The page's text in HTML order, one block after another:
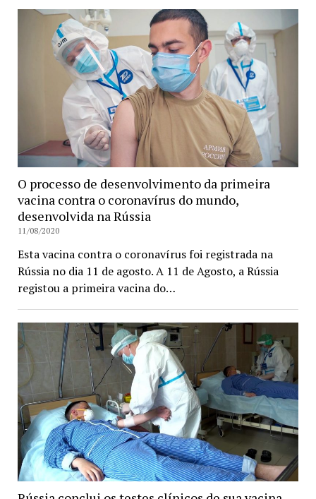
O processo de desenvolvimento da primeira
vacina contra o coronavírus do mundo,
desenvolvida na Rússia
11/08/2020
Esta vacina contra o coronavírus foi registrada na
Rússia no dia 11 de agosto. A 11 de Agosto, a Rússia
registou a primeira vacina do…